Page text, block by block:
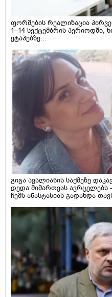
ფორმების რეალიზაცია
1–14 სექტემბრის
ეტაპებზე...
გიგა ავალიანის საქმეზე
დედა მიმართვას ავრცელებს -
ჩემს ანასტასიას გადახდა